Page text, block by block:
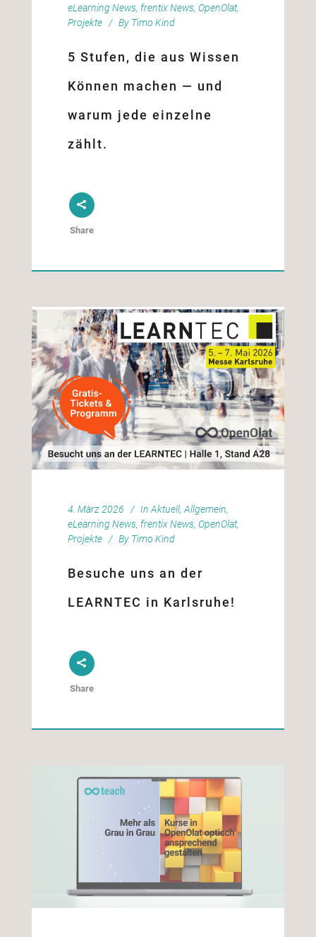
eLearning News, frentix News, OpenOlat,
Projekte
By Timo Kind
5 Stufen, die aus Wissen
Können machen — und
warum jede einzelne
zählt.
Share
4. März 2026 In Aktuell, Allgemein,
eLearning News, frentix News, OpenOlat,
Projekte
By Timo Kind
Besuche uns an der
LEARNTEC in Karlsruhe!
Share